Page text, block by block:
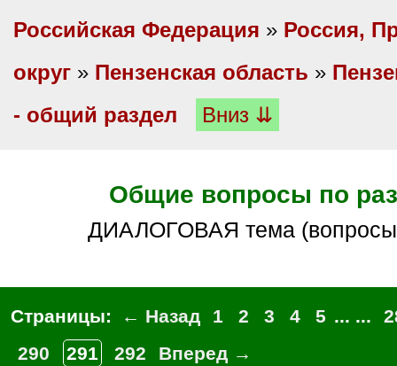
Российская Федерация » Россия,
округ » Пензенская область »
- общий раздел
Вниз ⇊
Общие вопросы по
ДИАЛОГОВАЯ тема
Страницы: ← Назад 1 2 3 4 5 ... ...
290
291 292 Вперед →